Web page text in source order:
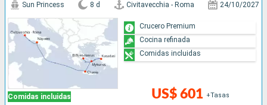
Comidas incluidas
Sun Princess 8 d Civitavecchia - Roma 24/10/2027
US$ 601 +Tasas
Crucero Premium
Cocina refinada
Comidas incluidas